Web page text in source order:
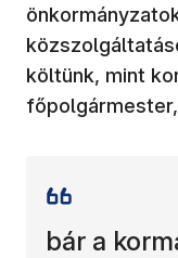
költünk, mint
bár a